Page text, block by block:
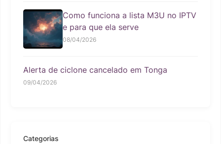
Como funciona a lista M3U no IPTV
e para que ela serve
08/04/2026
Alerta de ciclone cancelado em Tonga
09/04/2026
Categorias